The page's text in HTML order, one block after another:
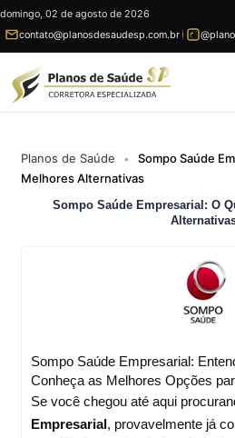
Ir
para
domingo, 02 de agosto de 2026
contato@planosdesaudesp.com.br
Planos de Saúde •
Sompo Saúde
Melhores Alternativas
Sompo Saúde Empresarial: O
Sompo Saúde Empresarial:
Conheça as Melhores Opções
Se você chegou até aqui
Empresarial, provavelmente já